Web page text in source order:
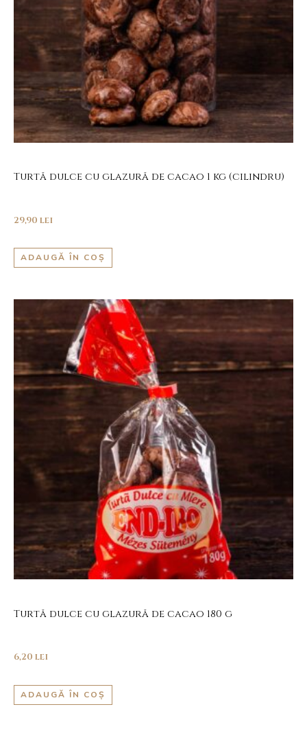
Turtă dulce cu glazură de cacao 1 kg (cilindru)
29,90 lei
ADAUGĂ ÎN COȘ
Turtă dulce cu glazură de cacao 180 g
6,20 lei
ADAUGĂ ÎN COȘ